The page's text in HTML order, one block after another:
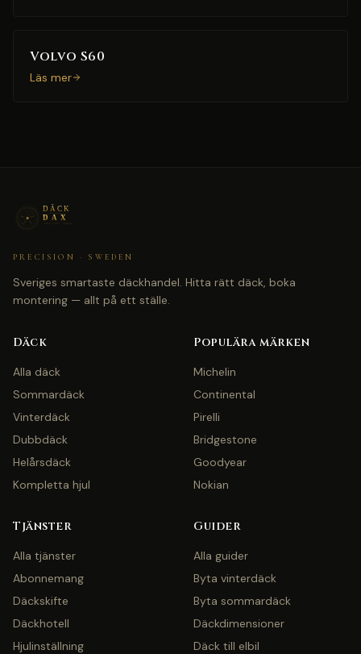
Volvo S60
Läs mer
PRECISION · SWEDEN
Sveriges smartaste däckhandel. Hitta rätt däck, boka
montering — allt på ett ställe.
Däck
Alla däck
Sommardäck
Vinterdäck
Dubbdäck
Helårsdäck
Kompletta hjul
Populära märken
Michelin
Continental
Pirelli
Bridgestone
Goodyear
Nokian
Tjänster
Alla tjänster
Abonnemang
Däckskifte
Däckhotell
Hjulinställning
Guider
Alla guider
Byta vinterdäck
Byta sommardäck
Däckdimensioner
Däck till elbil